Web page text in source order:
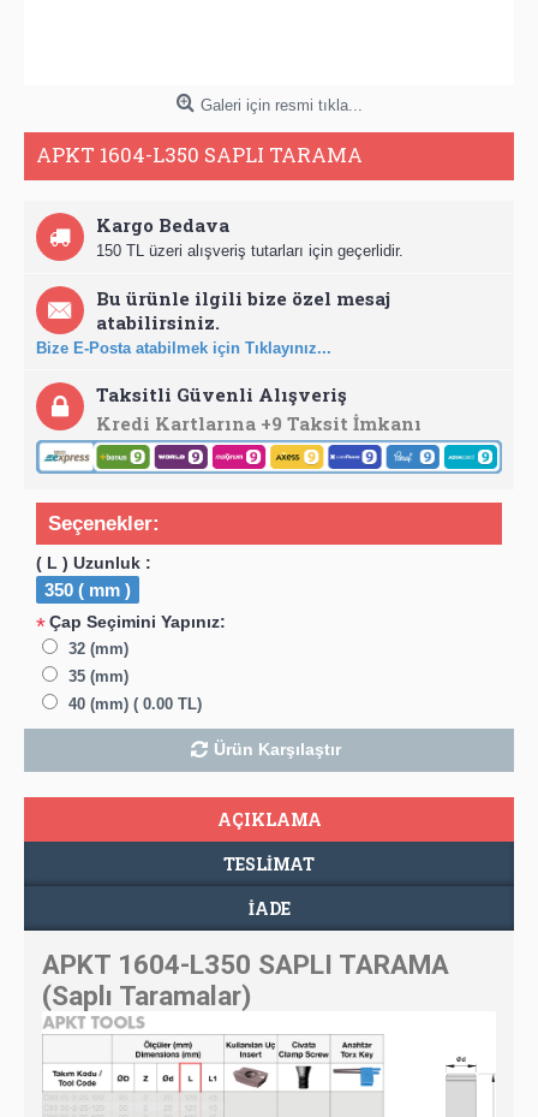
Galeri için resmi tıkla...
APKT 1604-L350 SAPLI TARAMA
Kargo Bedava
150 TL üzeri alışveriş tutarları için geçerlidir.
Bu ürünle ilgili bize özel mesaj
atabilirsiniz.
Bize E-Posta atabilmek için Tıklayınız...
Taksitli Güvenli Alışveriş
Kredi Kartlarına +9 Taksit İmkanı
Seçenekler:
( L ) Uzunluk :
350 ( mm )
*Çap Seçimini Yapınız:
32 (mm)
35 (mm)
40 (mm) ( 0.00 TL)
Ürün Karşılaştır
AÇIKLAMA
TESLIMAT
İADE
APKT 1604-L350 SAPLI TARAMA
(Saplı Taramalar)